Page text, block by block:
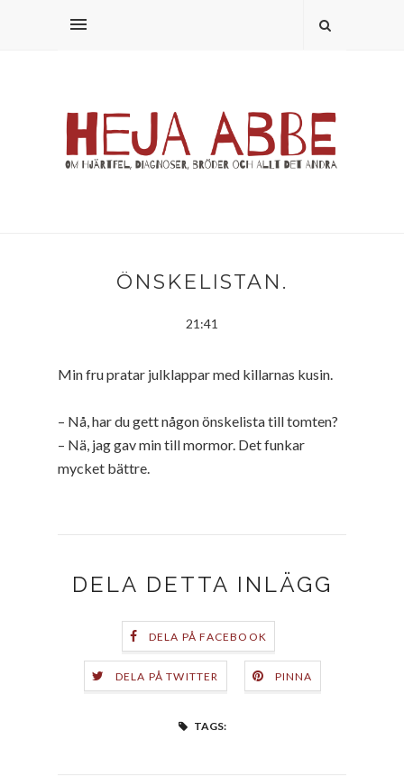
ÖNSKELISTAN.
21:41
Min fru pratar julklappar med killarnas kusin.
– Nå, har du gett någon önskelista till tomten?
– Nä, jag gav min till mormor. Det funkar
mycket bättre.
DELA DETTA INLÄGG
DELA PÅ FACEBOOK
DELA PÅ TWITTER PINNA
TAGS: